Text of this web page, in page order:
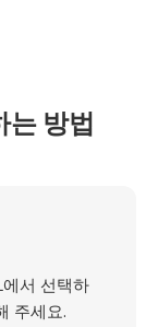
는 방법
서 선택하
주세요.